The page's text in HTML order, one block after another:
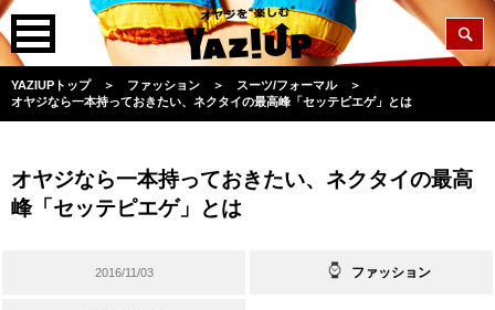
YAZIUPトップ ＞ ファッション ＞ スーツ/フォーマル
＞
オヤジなら一本持っておきたい、ネクタイの最高峰「セッテピエゲ」とは
オヤジなら一本持っておきたい、ネクタイの最高
峰「セッテピエゲ」とは
2016/11/03 ファッション